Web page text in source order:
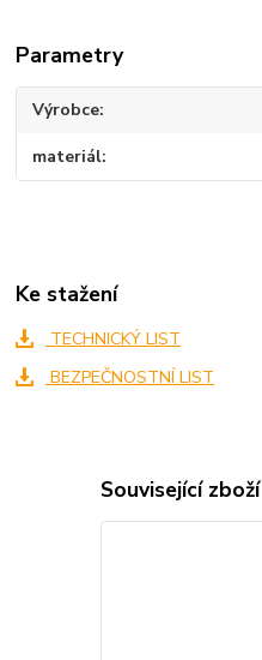
Parametry
Výrobce
materiál
Ke stažení
TECHNICKÝ LIST
BEZPEČNOSTNÍ LIST
Související zboží